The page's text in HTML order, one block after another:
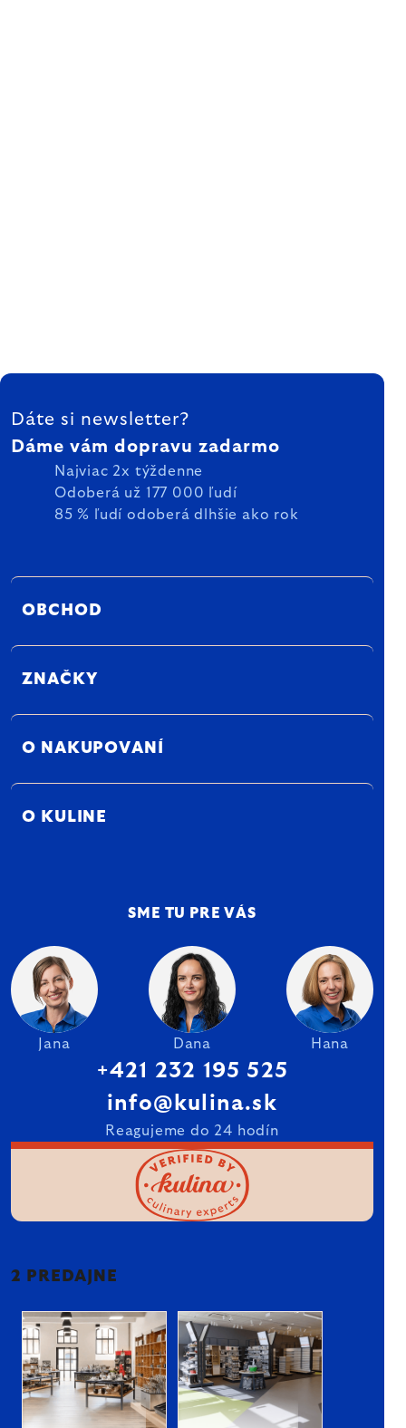
ZÁPÄTIE
Dáte si newsletter?
Dáme vám dopravu zadarmo
Najviac 2x týždenne
Odoberá už 177 000 ľudí
85 % ľudí odoberá dlhšie ako rok
OBCHOD
ZNAČKY
O NAKUPOVANÍ
O KULINE
SME TU PRE VÁS
Jana Dana Hana
+421 232 195 525
info@kulina.sk
Reagujeme do 24 hodín
2 PREDAJNE